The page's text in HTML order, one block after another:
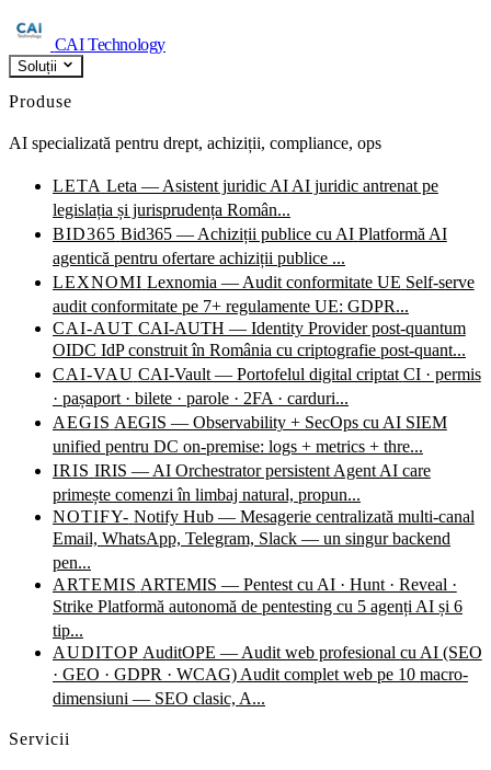
CAI Technology
Soluții
Produse
AI specializată pentru drept, achiziții, compliance, ops
LETA Leta — Asistent juridic AI AI juridic antrenat pe
legislația și jurisprudența Român...
BID365 Bid365 — Achiziții publice cu AI Platformă AI
agentică pentru ofertare achiziții publice ...
LEXNOMI Lexnomia — Audit conformitate UE Self-serve
audit conformitate pe 7+ regulamente UE: GDPR...
CAI-AUT CAI-AUTH — Identity Provider post-quantum
OIDC IdP construit în România cu criptografie post-quant...
CAI-VAU CAI-Vault — Portofelul digital criptat CI · permis
· pașaport · bilete · parole · 2FA · carduri...
AEGIS AEGIS — Observability + SecOps cu AI SIEM
unified pentru DC on-premise: logs + metrics + thre...
IRIS IRIS — AI Orchestrator persistent Agent AI care
primește comenzi în limbaj natural, propun...
NOTIFY- Notify Hub — Mesagerie centralizată multi-canal
Email, WhatsApp, Telegram, Slack — un singur backend
pen...
ARTEMIS ARTEMIS — Pentest cu AI · Hunt · Reveal ·
Strike Platformă autonomă de pentesting cu 5 agenți AI și 6
tip...
AUDITOP AuditOPE — Audit web profesional cu AI (SEO
· GEO · GDPR · WCAG) Audit complet web pe 10 macro-
dimensiuni — SEO clasic, A...
Servicii